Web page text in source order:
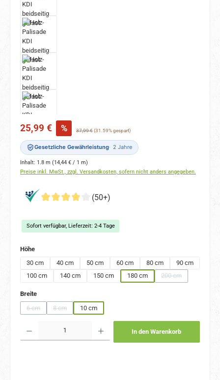
Verkaufspreis:
25,99 € % Regulärer Preis:
37,99 €(31.59% gespart)
Gesetzliche Gewährleistung 2 Jahre
Inhalt: 1.8 m (14,44 € / 1 m)
Preise inkl. MwSt., zzgl. Versandkosten, sofern nicht anders angegeben.
(50+)
Sofort verfügbar, Lieferzeit: 2-4 Tage
Höheauswählen
30 cm
40 cm 50 cm 60 cm 80 cm
90 cm
100 cm
140 cm 150 cm 180 cm 200 cm
(Diese Option ist
Breiteauswählen
6 cm
(Diese Option ist zurzeit nicht verfügbar.)
8 cm
(Diese Option ist zurzeit nicht verfügbar.)
10 cm
In den Warenkorb